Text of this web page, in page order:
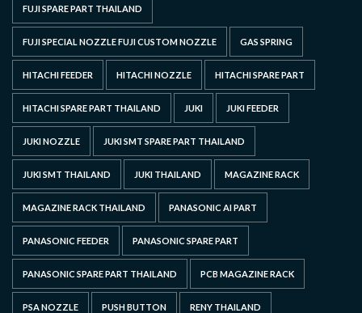
FUJI SPARE PART THAILAND
FUJI SPECIAL NOZZLE FUJI CUSTOM NOZZLE GAS SPRING
HITACHI FEEDER HITACHI NOZZLE HITACHI SPARE PART
HITACHI SPARE PART THAILAND JUKI JUKI FEEDER
JUKI NOZZLE JUKI SMT SPARE PART THAILAND
JUKI SMT THAILAND JUKI THAILAND MAGAZINE RACK
MAGAZINE RACK THAILAND PANASONIC AI PART
PANASONIC FEEDER PANASONIC SPARE PART
PANASONIC SPARE PART THAILAND PCB MAGAZINE RACK
PSA NOZZLE PUSH BUTTON RENY THAILAND